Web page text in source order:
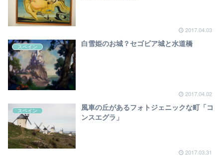
2017.04.03
スペイン 白雪姫のお城？セゴビア城と水道橋
2017.04.02
スペイン
風車の丘があるフォトジェニックな町「コ
ンスエグラ」
2017.03.31